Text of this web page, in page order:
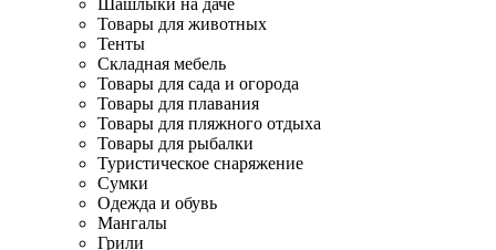
Шашлыки на даче
Товары для животных
Тенты
Складная мебель
Товары для сада и огорода
Товары для плавания
Товары для пляжного отдыха
Товары для рыбалки
Туристическое снаряжение
Сумки
Одежда и обувь
Мангалы
Грили